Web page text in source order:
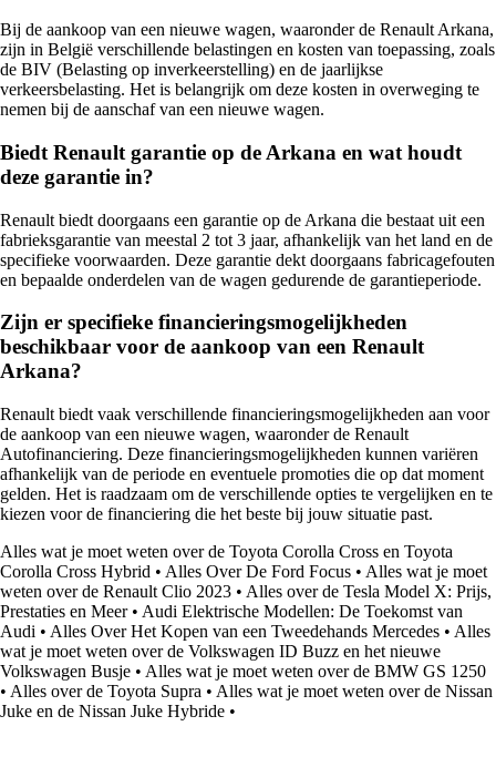
Bij de aankoop van een nieuwe wagen, waaronder de Renault Arkana,
zijn in België verschillende belastingen en kosten van toepassing, zoals
de BIV (Belasting op inverkeerstelling) en de jaarlijkse
verkeersbelasting. Het is belangrijk om deze kosten in overweging te
nemen bij de aanschaf van een nieuwe wagen.
Biedt Renault garantie op de Arkana en wat houdt
deze garantie in?
Renault biedt doorgaans een garantie op de Arkana die bestaat uit een
fabrieksgarantie van meestal 2 tot 3 jaar, afhankelijk van het land en de
specifieke voorwaarden. Deze garantie dekt doorgaans fabricagefouten
en bepaalde onderdelen van de wagen gedurende de garantieperiode.
Zijn er specifieke financieringsmogelijkheden
beschikbaar voor de aankoop van een Renault
Arkana?
Renault biedt vaak verschillende financieringsmogelijkheden aan voor
de aankoop van een nieuwe wagen, waaronder de Renault
Autofinanciering. Deze financieringsmogelijkheden kunnen variëren
afhankelijk van de periode en eventuele promoties die op dat moment
gelden. Het is raadzaam om de verschillende opties te vergelijken en te
kiezen voor de financiering die het beste bij jouw situatie past.
Alles wat je moet weten over de Toyota Corolla Cross en Toyota
Corolla Cross Hybrid • Alles Over De Ford Focus • Alles wat je moet
weten over de Renault Clio 2023 • Alles over de Tesla Model X: Prijs,
Prestaties en Meer• Audi Elektrische Modellen: De Toekomst van
Audi • Alles Over Het Kopen van een Tweedehands Mercedes • Alles
wat je moet weten over de Volkswagen ID Buzz en het nieuwe
Volkswagen Busje • Alles wat je moet weten over de BMW GS 1250
• Alles over de Toyota Supra • Alles wat je moet weten over de Nissan
Juke en de Nissan Juke Hybride •